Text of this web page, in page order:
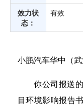
效力状
态：
有效
小鹏汽车华中（
你公司报送
目环境影响报告